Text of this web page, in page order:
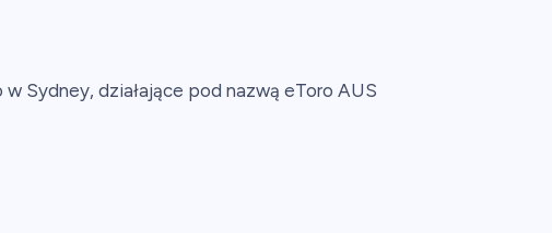
Sydney, działające pod nazwą eToro AUS